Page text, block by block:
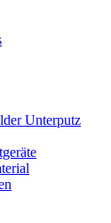
Unterputz